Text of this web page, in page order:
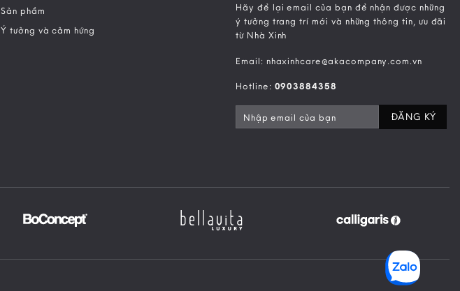
Sản phẩm
Ý tưởng và cảm hứng
Hãy để lại email của bạn để nhận được những
ý tưởng trang trí mới và những thông tin, ưu đãi
từ Nhà Xinh
Email: nhaxinhcare@akacompany.com.vn
Hotline: 0903884358